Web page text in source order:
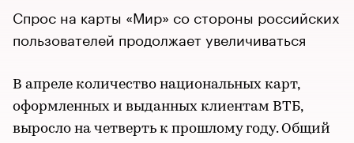
Спрос на карты «Мир» со стороны российских
пользователей продолжает увеличиваться
В апреле количество национальных карт,
оформленных и выданных клиентам ВТБ,
выросло на четверть к прошлому году. Общий